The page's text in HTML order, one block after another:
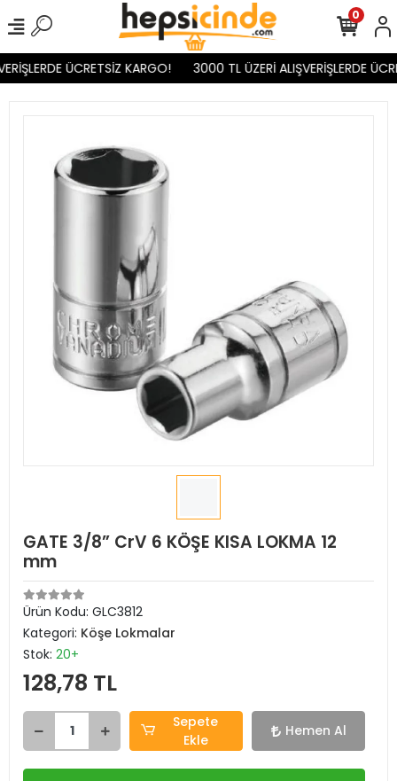
ÜCRETSİZ KARGO! 3000 TL ÜZERİ ALIŞVERİŞLERDE
0
GATE 3/8” CrV 6 KÖŞE KISA LOKMA 12
mm
Ürün Kodu: GLC3812
Kategori: Köşe Lokmalar
Stok: 20+
128,78 TL
Sepete
Ekle
Hemen Al